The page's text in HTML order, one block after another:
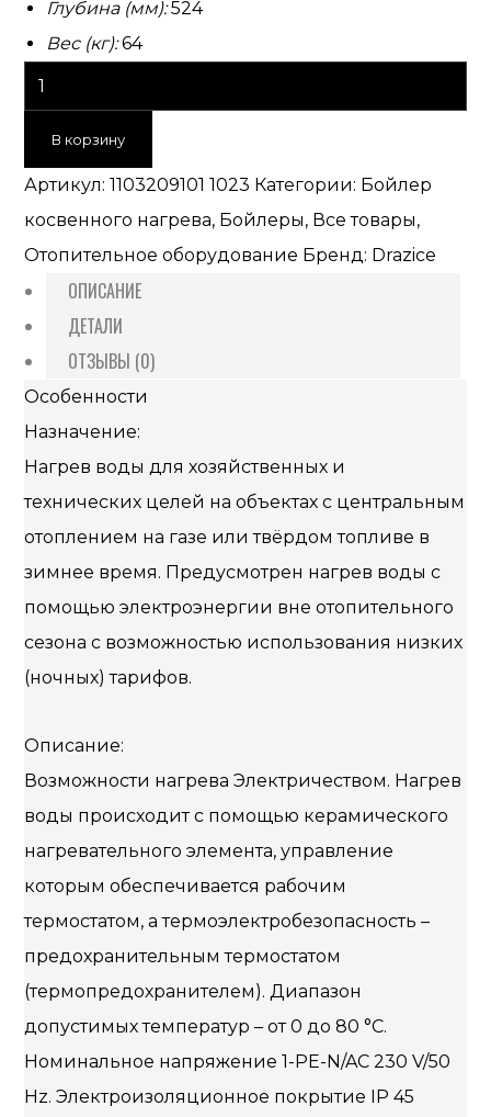
Глубина (мм):524
Вес (кг):64
В корзину
Артикул:1103209101 1023 Категории: Бойлер
косвенного нагрева, Бойлеры, Все товары,
Отопительное оборудование Бренд: Drazice
ОПИСАНИЕ
ДЕТАЛИ
ОТЗЫВЫ (0)
Особенности
Назначение:
Нагрев воды для хозяйственных и
технических целей на объектах с центральным
отоплением на газе или твёрдом топливе в
зимнее время. Предусмотрен нагрев воды с
помощью электроэнергии вне отопительного
сезона с возможностью использования низких
(ночных) тарифов.
Описание:
Возможности нагрева Электричеством. Нагрев
воды происходит с помощью керамического
нагревательного элемента, управление
которым обеспечивается рабочим
термостатом, а термоэлектробезопасность –
предохранительным термостатом
(термопредохранителем). Диапазон
допустимых температур – от 0 до 80 °С.
Номинальное напряжение 1-PE-N/AC 230 V/50
Hz. Электроизоляционное покрытие IP 45